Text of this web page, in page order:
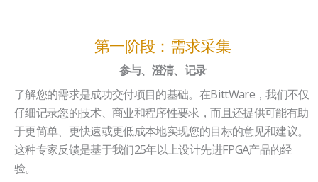
第一阶段：需求采集
参与、澄清、记录
了解您的需求是成功交付项目的基础。在BittWare，我们不仅
仔细记录您的技术、商业和程序性要求，而且还提供可能有助
于更简单、更快速或更低成本地实现您的目标的意见和建议。
这种专家反馈是基于我们25年以上设计先进FPGA产品的经
验。